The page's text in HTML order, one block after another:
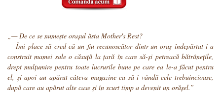
„— De ce se numește orașul ăsta Mother's Rest?
— Îmi place să cred că un fiu recunoscător dintr-un oraș îndepărtat i-a
construit mamei sale o căsuță la țară în care să-și petreacă bătrânețile,
drept mulțumire pentru toate lucrurile bune pe care ea le-a făcut pentru
el, și apoi au apărut câteva magazine ca să-i vândă cele trebuincioase,
după care au apărut alte case și în scurt timp a devenit un orășel.”